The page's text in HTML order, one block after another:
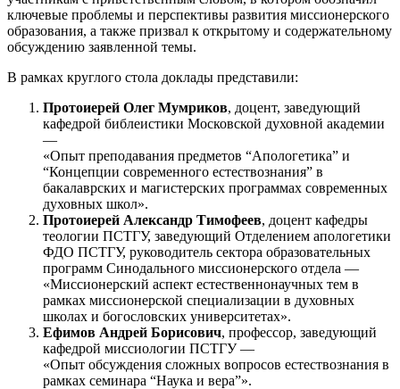
ключевые проблемы и перспективы развития миссионерского
образования, а также призвал к открытому и содержательному
обсуждению заявленной темы.
В рамках круглого стола доклады представили:
Протоиерей Олег Мумриков, доцент, заведующий
кафедрой библеистики Московской духовной академии
—
«Опыт преподавания предметов “Апологетика” и
“Концепции современного естествознания” в
бакалаврских и магистерских программах современных
духовных школ».
Протоиерей Александр Тимофеев, доцент кафедры
теологии ПСТГУ, заведующий Отделением апологетики
ФДО ПСТГУ, руководитель сектора образовательных
программ Синодального миссионерского отдела —
«Миссионерский аспект естественнонаучных тем в
рамках миссионерской специализации в духовных
школах и богословских университетах».
Ефимов Андрей Борисович, профессор, заведующий
кафедрой миссиологии ПСТГУ —
«Опыт обсуждения сложных вопросов естествознания в
рамках семинара “Наука и вера”».